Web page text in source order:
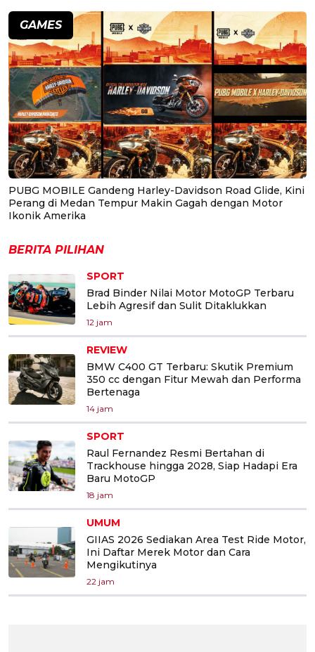
GAMES
PUBG MOBILE Gandeng Harley-Davidson Road Glide, Kini
Perang di Medan Tempur Makin Gagah dengan Motor
Ikonik Amerika
BERITA PILIHAN
SPORT
Brad Binder Nilai Motor MotoGP Terbaru
Lebih Agresif dan Sulit Ditaklukkan
12 jam
REVIEW
BMW C400 GT Terbaru: Skutik Premium
350 cc dengan Fitur Mewah dan Performa
Bertenaga
14 jam
SPORT
Raul Fernandez Resmi Bertahan di
Trackhouse hingga 2028, Siap Hadapi Era
Baru MotoGP
18 jam
UMUM
GIIAS 2026 Sediakan Area Test Ride Motor,
Ini Daftar Merek Motor dan Cara
Mengikutinya
22 jam